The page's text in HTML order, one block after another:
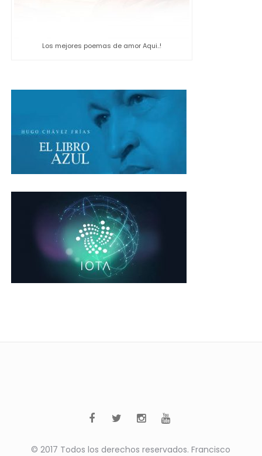
Los mejores poemas de amor Aqui..!
© 2017 Todos los derechos reservados. Francisco